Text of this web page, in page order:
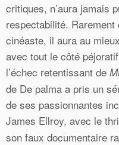
critiques, n’aura jamais
respectabilité.
cinéaste, il aura au
avec tout le côté
l’échec retentissant de
de De palma a pris un
de ses passionnantes
James Ellroy, avec le
son faux documentaire